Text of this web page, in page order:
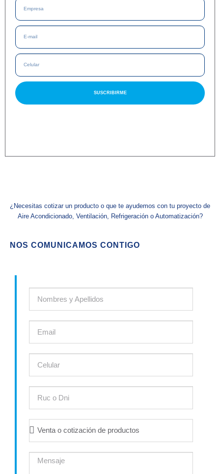
SUSCRIBIRME
¿Necesitas cotizar un producto o que te ayudemos con tu proyecto de
Aire Acondicionado, Ventilación, Refrigeración o Automatización?
NOS COMUNICAMOS CONTIGO